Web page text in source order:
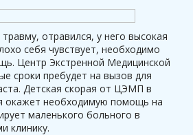
отравился, у него высокая
себя чувствует, необходимо
Центр Экстренной Медицинской
сроки пребудет на вызов для
Детская скорая от ЦЭМП в
окажет необходимую помощь на
маленького больного в
клинику.